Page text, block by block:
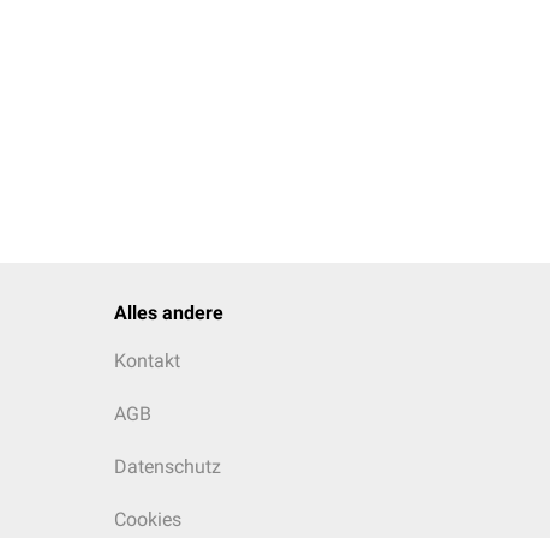
Alles andere
Kontakt
AGB
Datenschutz
Cookies